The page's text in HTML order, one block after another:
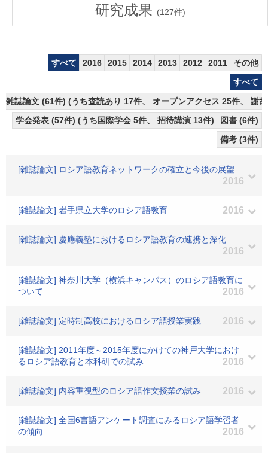
研究成果 (127件)
すべて 2016 2015 2014 2013 2012 2011
その他
すべて
雑誌論文 (61件) (うち査読あり 17件、 オープンアクセス 25件、 謝
学会発表 (57件) (うち国際学会 5件、 招待講演 13件)
図書 (6件)
備考 (3件)
[雑誌論文] ロシア語教育ネットワークの確立と今後の展望
2016
[雑誌論文] 岩手県立大学のロシア語教育 2016
[雑誌論文] 慶應義塾におけるロシア語教育の連携と深化
2016
[雑誌論文] 神奈川大学（横浜キャンパス）のロシア語教育に
ついて
2016
[雑誌論文] 定時制高校におけるロシア語授業実践 2016
[雑誌論文] 2011年度～2015年度にかけての神戸大学におけ
るロシア語教育と本科研での試み
2016
[雑誌論文] 内容重視型のロシア語作文授業の試み 2016
[雑誌論文] 全国6言語アンケート調査にみるロシア語学習者
の傾向
2016